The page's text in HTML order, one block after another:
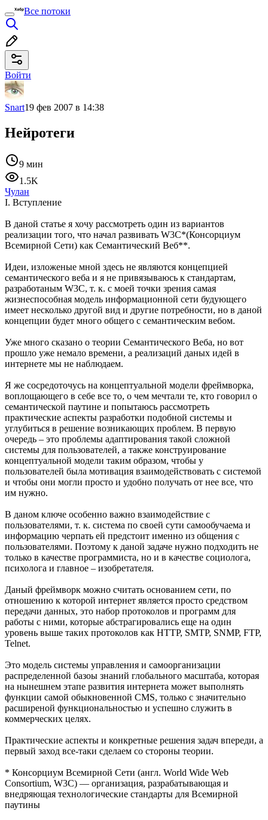
Все потоки
Войти
Snart19 фев 2007 в 14:38
Нейротеги
9 мин
1.5K
Чулан
I. Вступление
В даной статье я хочу рассмотреть один из вариантов
реализации того, что начал развивать W3C*(Консорциум
Всемирной Сети) как Семантический Веб**.
Идеи, изложеные мной здесь не являются концепцией
семантического веба и я не привязываюсь к стандартам,
разработаным W3C, т. к. с моей точки зрения самая
жизнеспособная модель информационной сети будующего
имеет несколько другой вид и другие потребности, но в даной
концепции будет много общего с семантическим вебом.
Уже много сказано о теории Семантического Веба, но вот
прошло уже немало времени, а реализаций даных идей в
интернете мы не наблюдаем.
Я же сосредоточусь на концептуальной модели фреймворка,
воплощающего в себе все то, о чем мечтали те, кто говорил о
семантической паутине и попытаюсь рассмотреть
практические аспекты разработки подобной системы и
углубиться в решение возникающих проблем. В первую
очередь – это проблемы адаптирования такой сложной
системы для пользователей, а также конструирование
концептуальной модели таким образом, чтобы у
пользователей была мотивация взаимодействовать с системой
и чтобы они могли просто и удобно получать от нее все, что
им нужно.
В даном ключе особенно важно взаимодействие с
пользователями, т. к. система по своей сути самообучаема и
информацию черпать ей предстоит именно из общения с
пользователями. Поэтому к даной задаче нужно подходить не
только в качестве программиста, но и в качестве социолога,
психолога и главное – изобретателя.
Даный фреймворк можно считать основанием сети, по
отношению к которой интернет является просто средством
передачи данных, это набор протоколов и программ для
работы с ними, которые абстрагировались еще на один
уровень выше таких протоколов как HTTP, SMTP, SNMP, FTP,
Telnet.
Это модель системы управления и самоорганизации
распределенной базоы знаний глобального масштаба, которая
на нынешнем этапе развития интернета может выполнять
функции самой обыкновенной CMS, только с значительно
расширеной функциональностью и успешно служить в
коммерческих целях.
Практические аспекты и конкретные решения задач впереди, а
первый заход все-таки сделаем со стороны теории.
* Консорциум Всемирной Сети (англ. World Wide Web
Consortium, W3C) — организация, разрабатывающая и
внедряющая технологические стандарты для Всемирной
паутины